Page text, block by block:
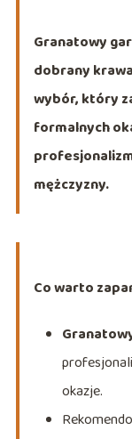
Granatowy
dobrany
wybór, który
formalnych
mężczyzny.
Co warto
okazje.